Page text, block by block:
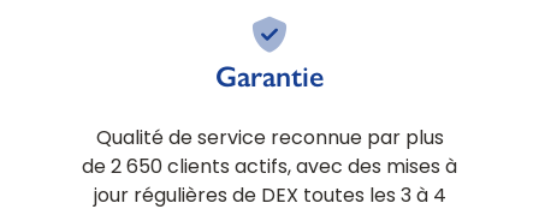
Garantie
Qualité de service reconnue par plus
de 2 650 clients actifs, avec des mises à
jour régulières de DEX toutes les 3 à 4